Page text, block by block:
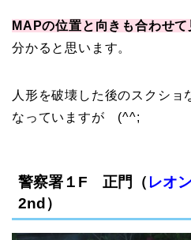
MAPの位置と向きも合わせて
分かると思います。
人形を破壊した後のスクショ
なっていますが (^^;
警察署１F 正門（レオ
2nd）